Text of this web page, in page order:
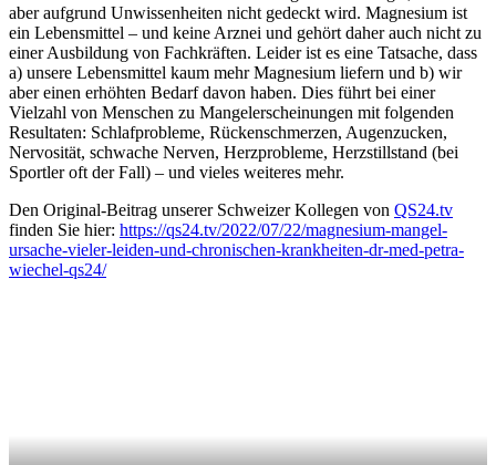
aber aufgrund Unwissenheiten nicht gedeckt wird. Magnesium ist
ein Lebensmittel – und keine Arznei und gehört daher auch nicht zu
einer Ausbildung von Fachkräften. Leider ist es eine Tatsache, dass
a) unsere Lebensmittel kaum mehr Magnesium liefern und b) wir
aber einen erhöhten Bedarf davon haben. Dies führt bei einer
Vielzahl von Menschen zu Mangelerscheinungen mit folgenden
Resultaten: Schlafprobleme, Rückenschmerzen, Augenzucken,
Nervosität, schwache Nerven, Herzprobleme, Herzstillstand (bei
Sportler oft der Fall) – und vieles weiteres mehr.
Den Original-Beitrag unserer Schweizer Kollegen von QS24.tv
finden Sie hier: https://qs24.tv/2022/07/22/magnesium-mangel-
ursache-vieler-leiden-und-chronischen-krankheiten-dr-med-petra-
wiechel-qs24/